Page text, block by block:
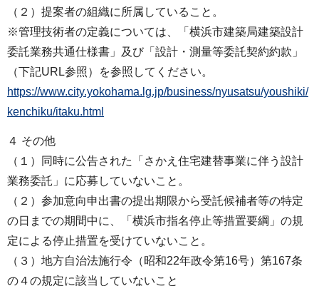
（２）提案者の組織に所属していること。
※管理技術者の定義については、「横浜市建築局建築設計
委託業務共通仕様書」及び「設計・測量等委託契約約款」
（下記URL参照）を参照してください。
https://www.city.yokohama.lg.jp/business/nyusatsu/youshiki/
kenchiku/itaku.html
４ その他
（１）同時に公告された「さかえ住宅建替事業に伴う設計
業務委託」に応募していないこと。
（２）参加意向申出書の提出期限から受託候補者等の特定
の日までの期間中に、「横浜市指名停止等措置要綱」の規
定による停止措置を受けていないこと。
（３）地方自治法施行令（昭和22年政令第16号）第167条
の４の規定に該当していないこと